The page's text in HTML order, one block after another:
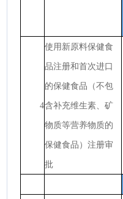
4
使用新原料保健食
品注册和首次进口
的保健食品（不包
含补充维生素、矿
物质等营养物质的
保健食品）注册审
批